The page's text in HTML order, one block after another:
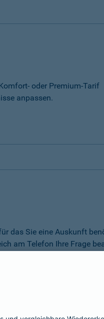
oder Premium-Tarif
anpassen.
das Sie eine Auskunft
am Telefon Ihre Frage